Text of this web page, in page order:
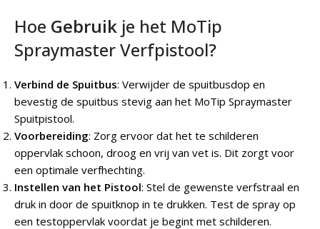
Hoe Gebruik je het MoTip
Spraymaster Verfpistool?
Verbind de Spuitbus: Verwijder de spuitbusdop en
bevestig de spuitbus stevig aan het MoTip Spraymaster
Spuitpistool.
Voorbereiding: Zorg ervoor dat het te schilderen
oppervlak schoon, droog en vrij van vet is. Dit zorgt voor
een optimale verfhechting.
Instellen van het Pistool: Stel de gewenste verfstraal en
druk in door de spuitknop in te drukken. Test de spray op
een testoppervlak voordat je begint met schilderen.